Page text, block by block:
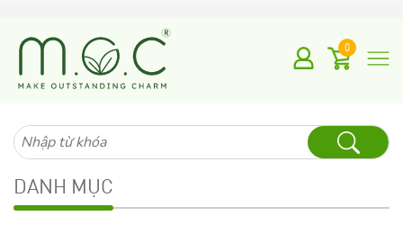
0
Tìm
kiếm
cho:
DANH MỤC